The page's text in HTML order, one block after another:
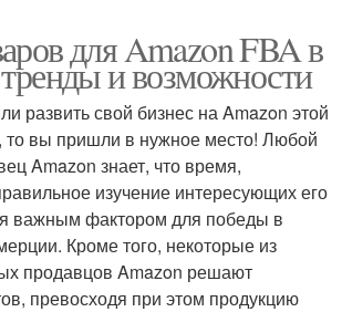
для Amazon FBA в
и возможности
развить свой бизнес на Amazon этой
то вы пришли в нужное место! Любой
Amazon знает, что время,
изучение интересующих его
важным фактором для победы в
Кроме того, некоторые из
продавцов Amazon решают
превосходя при этом продукцию